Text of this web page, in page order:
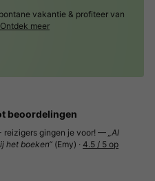
vakantie & profiteer van
Ontdek meer
beoordelingen
reizigers gingen je voor! — „Al
het boeken“ (Emy) · 4.5 / 5 op